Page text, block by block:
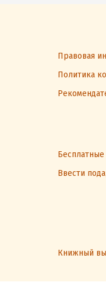
Правовая
Политика
Бесплатные
Ввести
Книжный